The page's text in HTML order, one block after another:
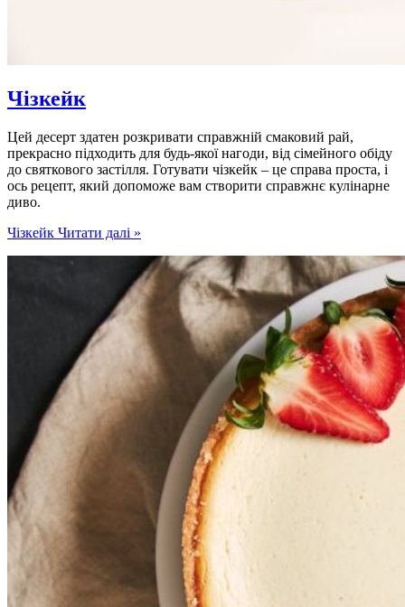
Чізкейк
Цей десерт здатен розкривати справжній смаковий рай,
прекрасно підходить для будь-якої нагоди, від сімейного обіду
до святкового застілля. Готувати чізкейк – це справа проста, і
ось рецепт, який допоможе вам створити справжнє кулінарне
диво.
Чізкейк Читати далі »